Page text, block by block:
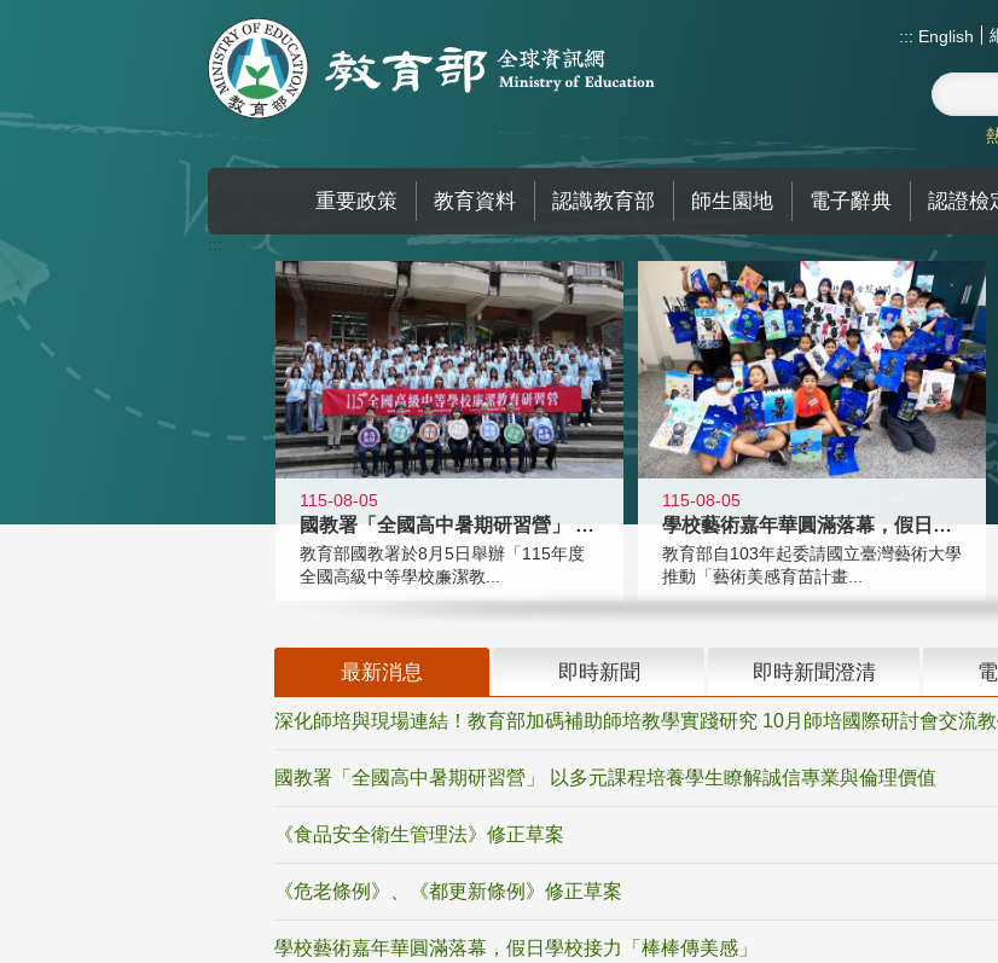
::: English
重要政策 教育資料 認識教育部 師生園地 電子辭典 認證檢
:::
115-08-05
國教署「全國高中暑期研習營」 以多
教育部國教署於8月5日舉辦「115年度
全國高級中等學校廉潔教...
115-08-05
學校藝術嘉年華圓滿落幕，假日學校接
教育部自103年起委請國立臺灣藝術大學
推動「藝術美感育苗計畫...
最新消息 即時新聞 即時新聞澄清
深化師培與現場連結！教育部加碼補助師培教學實踐研究 10月師培國際研討會交流
國教署「全國高中暑期研習營」 以多元課程培養學生瞭解誠信專業與倫理價值
《食品安全衛生管理法》修正草案
《危老條例》、《都更新條例》修正草案
學校藝術嘉年華圓滿落幕，假日學校接力「棒棒傳美感」